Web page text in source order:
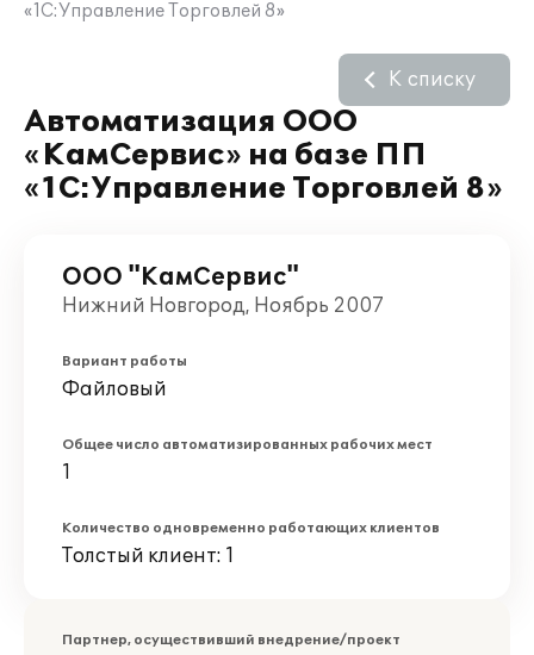
«1С:Управление Торговлей 8»
Автоматизация ООО
«КамСервис» на базе ПП
«1С:Управление Торговлей 8»
К списку
ООО "КамСервис"
Нижний Новгород, Ноябрь 2007
Вариант работы
Файловый
Общее число автоматизированных рабочих мест
1
Количество одновременно работающих клиентов
Толстый клиент: 1
Партнер, осуществивший внедрение/проект